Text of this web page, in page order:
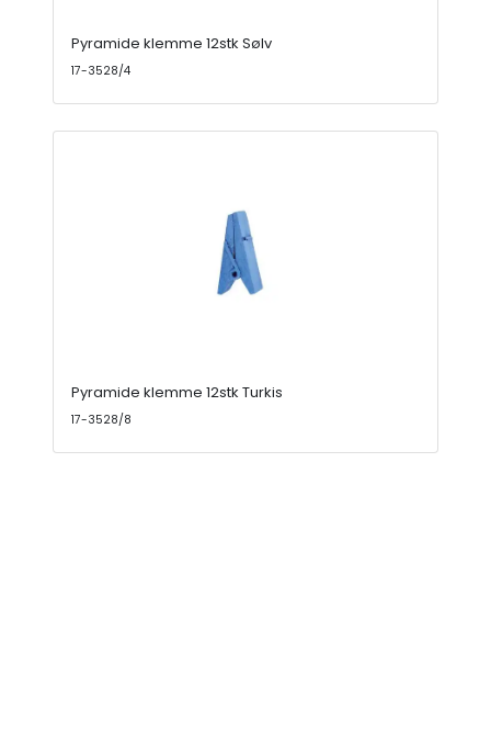
Pyramide klemme 12stk Sølv
17-3528/4
Pyramide klemme 12stk Turkis
17-3528/8